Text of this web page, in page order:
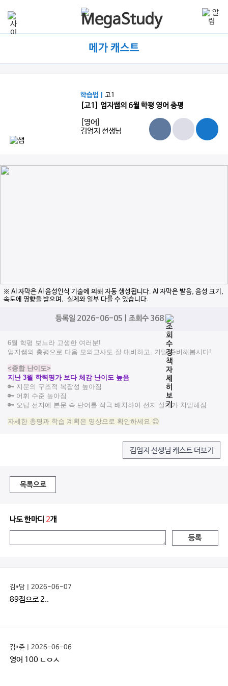
메가 캐스트
학습법 |고1
[고1] 엄지쌤의 6월 학평 영어 총평
[영어]
김엄지 선생님
※ AI 자막은 AI 음성인식 기술에 의해 자동 생성됩니다. AI 자막은 발음, 음성 크기,
속도에 영향을 받으며, 실제와 일부 다를 수 있습니다.
등록일 2026-06-05 | 조회수 368
6월 학평 보느라 고생한 여러분!
엄지쌤의 총평으로 다음 모의고사도 잘 대비하고, 기말 준비해봅시다!
<종합 난이도>
지난 3월 학력평가 보다 체감 난이도 높음
🔑 지문의 구조적 복잡성 높아짐
🔑 어휘 수준 높아짐
🔑 오답 선지에 본문 속 단어를 적극 배치하여 선지 설계가 치밀해짐
자세한 총평과 학습 계획은 영상으로 확인하세요 😊
김엄지 선생님 캐스트 더보기
목록으로
나도 한마디 2개
등록
김*담 | 2026-06-07
89점으로 2..
김*준 | 2026-06-06
영어 100 ㄴㅇㅅ